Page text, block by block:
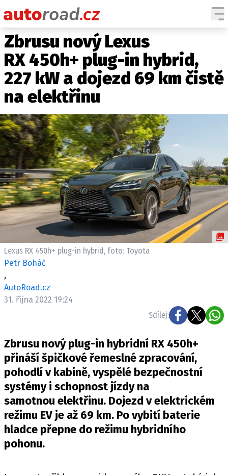
AUTA
TESTY AUT
NOVINKY
HISTORIE
ZAJÍMAVOSTI
TECHNIKA
EKONOMIKA
ČESKÝ TRH
TUNING
PROFI
ELEKTRO
TISKOVKY
ROZHOVORY
DAKAR
Z DOMOVA
ZE SVĚTA
MOTORSPORT
ČEŠI V AKCI
Zbrusu nový Lexus
RX 450h+ plug-in hybrid,
227 kW a dojezd 69 km čistě
na elektřinu
Lexus RX 450h+ plug-in hybrid, foto: Toyota
Petr Boháč
,
AutoRoad.cz
31. října 2022 19:24
Sdílej:
Zbrusu nový plug-in hybridní RX 450h+
přináší špičkové řemeslné zpracování,
pohodlí v kabině, vyspělé bezpečnostní
systémy i schopnost jízdy na
samotnou elektřinu. Dojezd v elektrickém
režimu EV je až 69 km. Po vybití baterie
hladce přepne do režimu hybridního
pohonu.